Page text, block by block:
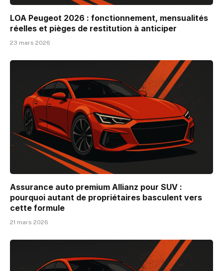
LOA Peugeot 2026 : fonctionnement, mensualités
réelles et pièges de restitution à anticiper
23 mars 2026
Assurance auto premium Allianz pour SUV :
pourquoi autant de propriétaires basculent vers
cette formule
21 mars 2026